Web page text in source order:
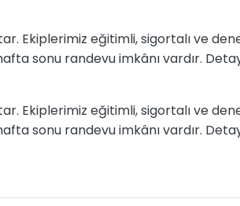
Ekiplerimiz eğitimli, sigortalı ve
sonu randevu imkânı vardır.
Ekiplerimiz eğitimli, sigortalı ve
sonu randevu imkânı vardır.